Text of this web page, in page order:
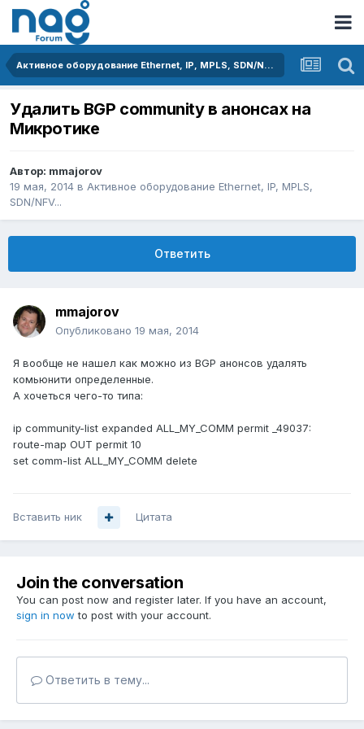
Активное оборудование Ethernet, IP, MPLS, SDN/NFV...
Удалить BGP community в анонсах на
Микротике
Автор: mmajorov
19 мая, 2014 в Активное оборудование Ethernet, IP, MPLS,
SDN/NFV...
Ответить
mmajorov
Опубликовано 19 мая, 2014
Я вообще не нашел как можно из BGP анонсов удалять
комьюнити определенные.
А хочеться чего-то типа:
ip community-list expanded ALL_MY_COMM permit _49037:
route-map OUT permit 10
set comm-list ALL_MY_COMM delete
Вставить ник Цитата
Join the conversation
You can post now and register later. If you have an account,
sign in now to post with your account.
Ответить в тему...